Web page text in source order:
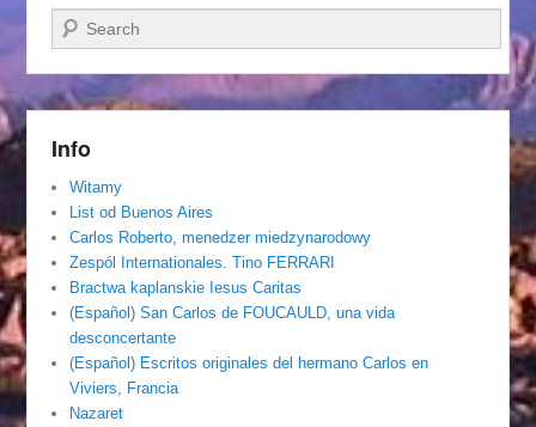
Szukaj
Info
Witamy
List od Buenos Aires
Carlos Roberto, menedzer miedzynarodowy
Zespól Internationales. Tino FERRARI
Bractwa kaplanskie Iesus Caritas
(Español) San Carlos de FOUCAULD, una vida
desconcertante
(Español) Escritos originales del hermano Carlos en
Viviers, Francia
Nazaret